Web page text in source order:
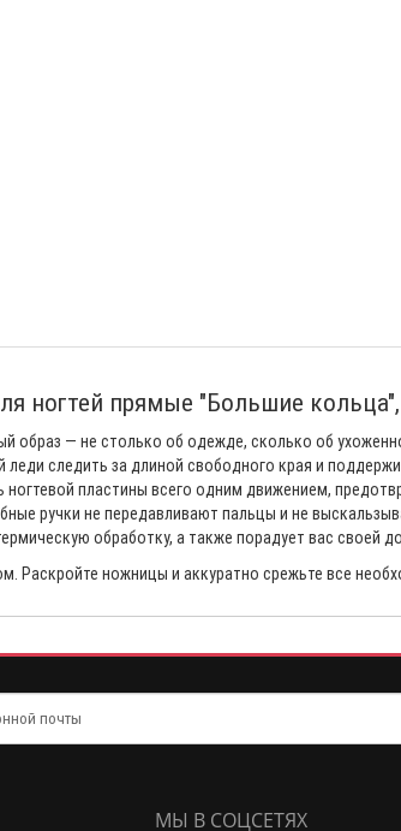
ногтей прямые "Большие кольца",
образ — не столько об одежде, сколько об
следить за длиной свободного края и
пластины всего одним движением,
ручки не передавливают пальцы и не
обработку, а также порадует вас своей
Раскройте ножницы и аккуратно срежьте все
МЫ В СОЦСЕТЯХ